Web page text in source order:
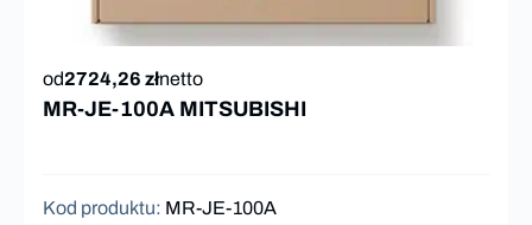
od2724,26 złnetto
MR-JE-100A MITSUBISHI
Kod produktu: MR-JE-100A